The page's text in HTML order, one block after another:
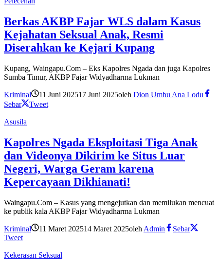
Berkas AKBP Fajar WLS dalam Kasus
Kejahatan Seksual Anak, Resmi
Diserahkan ke Kejari Kupang
Kupang, Waingapu.Com – Eks Kapolres Ngada dan juga Kapolres
Sumba Timur, AKBP Fajar Widyadharma Lukman
Kriminal 11 Juni 202517 Juni 2025oleh Dion Umbu Ana Lodu
Sebar
Tweet
Asusila
Kapolres Ngada Eksploitasi Tiga Anak
dan Videonya Dikirim ke Situs Luar
Negeri, Warga Geram karena
Kepercayaan Dikhianati!
Waingapu.Com – Kasus yang mengejutkan dan memilukan mencuat
ke publik kala AKBP Fajar Widyadharma Lukman
Kriminal 11 Maret 202514 Maret 2025oleh Admin
Sebar
Tweet
Kekerasan Seksual